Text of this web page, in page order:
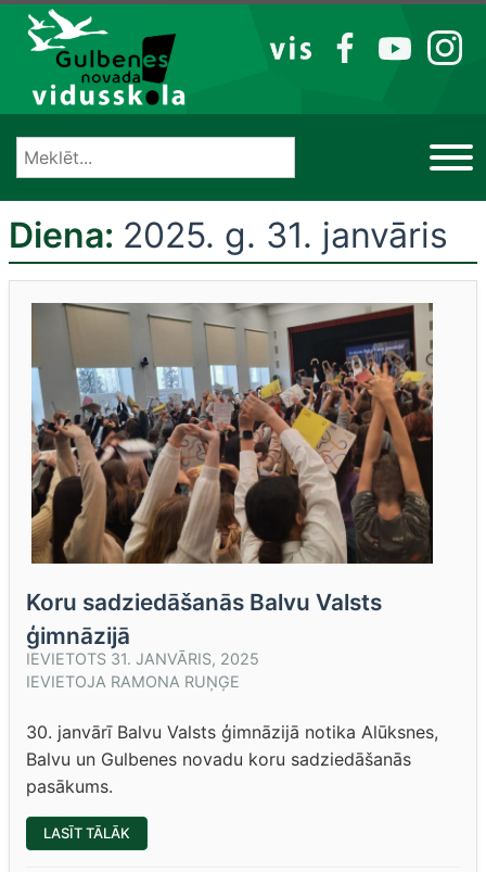
Izlaist
VIS
FB YT IG
Diena: 2025. g. 31. janvāris
Koru sadziedāšanās Balvu Valsts
ģimnāzijā
IEVIETOTS 31. JANVĀRIS, 2025
IEVIETOJA RAMONA RUŅĢE
30. janvārī Balvu Valsts ģimnāzijā notika Alūksnes,
Balvu un Gulbenes novadu koru sadziedāšanās
pasākums.
LASĪT TĀLĀK
SADZIEDĀŠANĀS